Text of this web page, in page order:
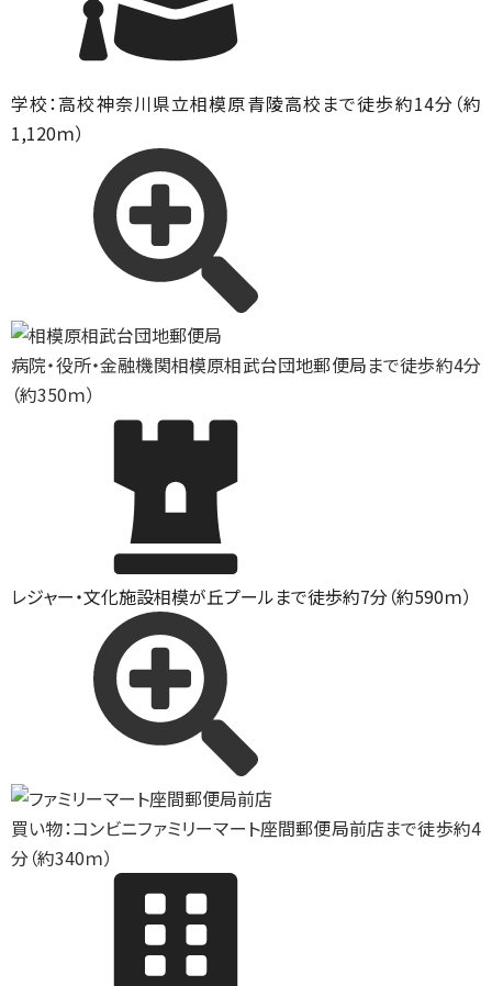
学校：高校神奈川県立相模原青陵高校まで徒歩約14分（約
1,120ｍ）
病院・役所・金融機関相模原相武台団地郵便局まで徒歩約4分
（約350ｍ）
レジャー・文化施設相模が丘プールまで徒歩約7分（約590ｍ）
買い物：コンビニファミリーマート座間郵便局前店まで徒歩約4
分（約340ｍ）